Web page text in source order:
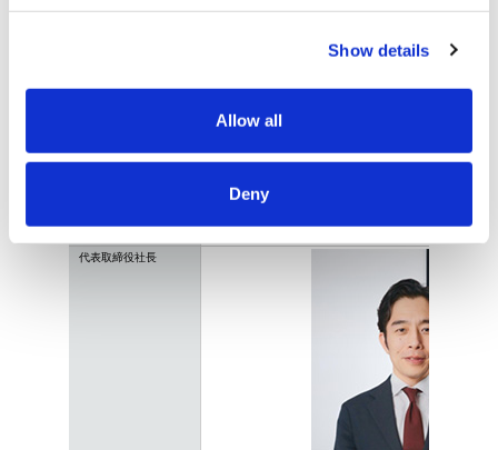
Show details
Allow all
Deny
ベトナム
代表取締役社長